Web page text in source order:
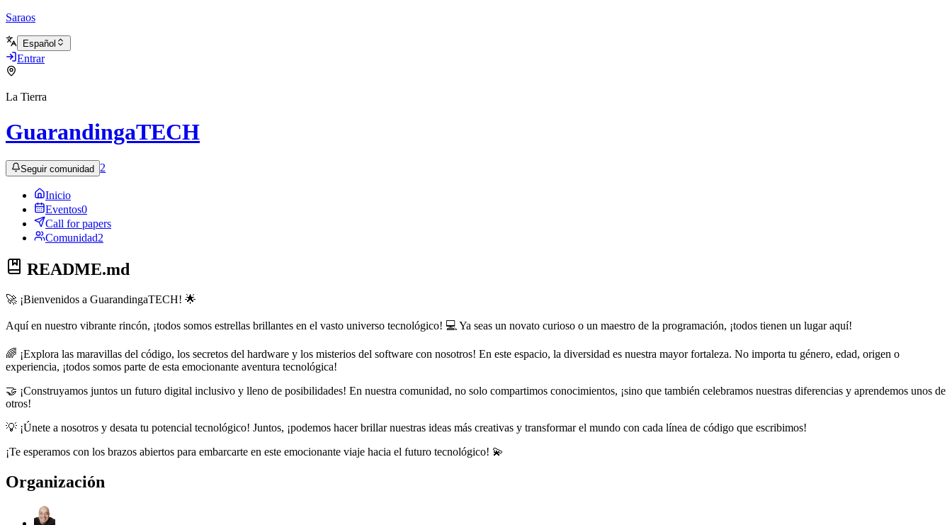
Saraos
Español
Entrar
La Tierra
GuarandingaTECH
Seguir comunidad 2
Inicio
Eventos0
Call for papers
Comunidad2
README.md
🚀 ¡Bienvenidos a GuarandingaTECH! 🌟
Aquí en nuestro vibrante rincón, ¡todos somos estrellas brillantes en el vasto universo tecnológico! 💻 Ya seas un novato curioso o un maestro de la programación, ¡todos tienen un lugar aquí!
🌈 ¡Explora las maravillas del código, los secretos del hardware y los misterios del software con nosotros! En este espacio, la diversidad es nuestra mayor fortaleza. No importa tu género, edad, origen o
experiencia, ¡todos somos parte de esta emocionante aventura tecnológica!
🤝 ¡Construyamos juntos un futuro digital inclusivo y lleno de posibilidades! En nuestra comunidad, no solo compartimos conocimientos, ¡sino que también celebramos nuestras diferencias y aprendemos unos de
otros!
💡 ¡Únete a nosotros y desata tu potencial tecnológico! Juntos, ¡podemos hacer brillar nuestras ideas más creativas y transformar el mundo con cada línea de código que escribimos!
¡Te esperamos con los brazos abiertos para embarcarte en este emocionante viaje hacia el futuro tecnológico! 💫
Organización